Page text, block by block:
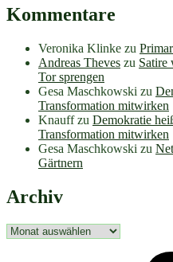
Kommentare
Veronika Klinke zu
Andreas Theves zu Satire
Tor sprengen
Gesa Maschkowski zu
Transformation mitwirken
Knauffzu Demokratie
Transformation mitwirken
Gesa Maschkowski zu
Gärtnern
Archiv
Archiv